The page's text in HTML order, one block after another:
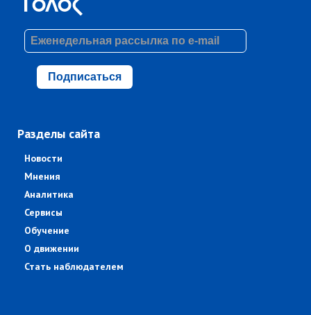
Подписаться
Разделы сайта
Новости
Мнения
Аналитика
Сервисы
Обучение
О движении
Стать наблюдателем